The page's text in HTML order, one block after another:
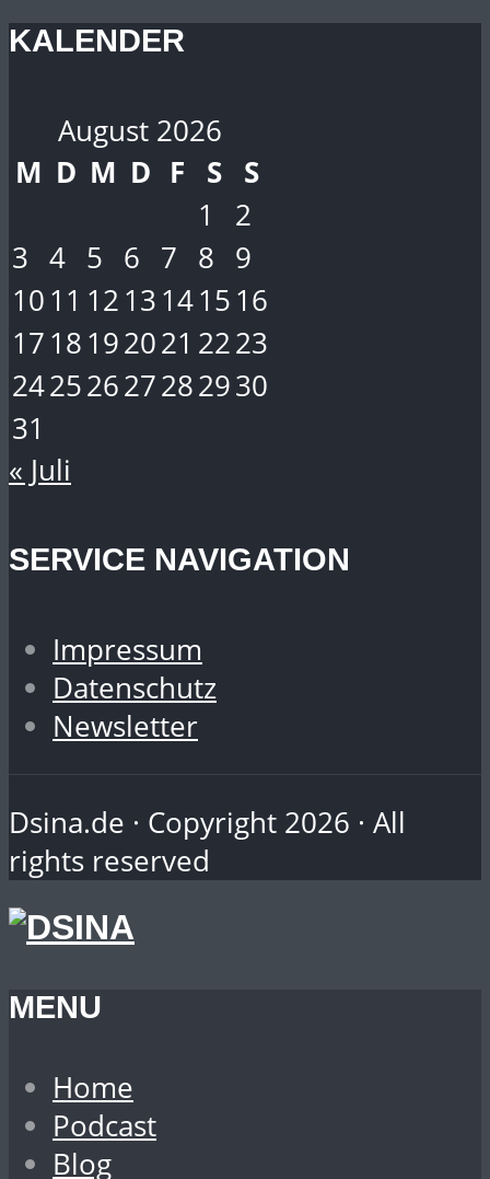
KALENDER
August 2026
M D M D F S S
1
2
3 4 5 6 7 8 9
10 11 12 13 1415 16
17 18 192021 2223
24252627282930
31
« Juli
SERVICE NAVIGATION
Impressum
Datenschutz
Newsletter
Dsina.de · Copyright 2026 · All
rights reserved
MENU
Home
Podcast
Blog